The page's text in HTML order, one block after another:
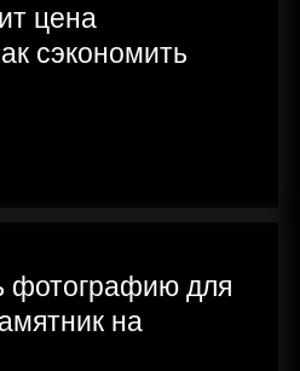
цена
сэкономить
фотографию для
на